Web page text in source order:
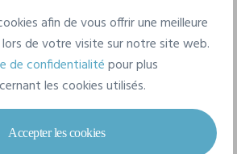
g/m2
afin de vous offrir une meilleure
de votre visite sur notre site web.
de confidentialitépour plus
les cookies utilisés.
Accepter les cookies